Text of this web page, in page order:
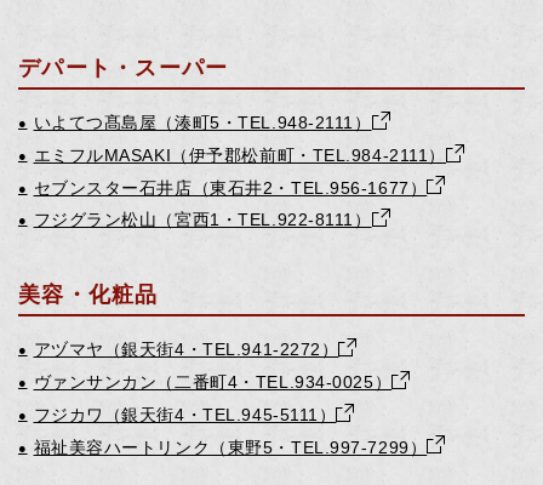
デパート・スーパー
● いよてつ髙島屋（湊町5・TEL.948-2111）
● エミフルMASAKI（伊予郡松前町・TEL.984-2111）
● セブンスター石井店（東石井2・TEL.956-1677）
● フジグラン松山（宮西1・TEL.922-8111）
美容・化粧品
● アヅマヤ（銀天街4・TEL.941-2272）
● ヴァンサンカン（二番町4・TEL.934-0025）
● フジカワ（銀天街4・TEL.945-5111）
● 福祉美容ハートリンク（東野5・TEL.997-7299）